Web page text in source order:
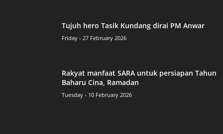
Tujuh hero Tasik Kundang dirai PM Anwar
Friday - 27 February 2026
Rakyat manfaat SARA untuk persiapan Tahun
Baharu Cina, Ramadan
Tuesday - 10 February 2026